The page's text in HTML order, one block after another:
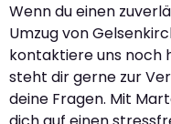
Wenn du einen
Umzug von
kontaktiere uns noch
steht dir gerne zur
deine Fragen. Mit